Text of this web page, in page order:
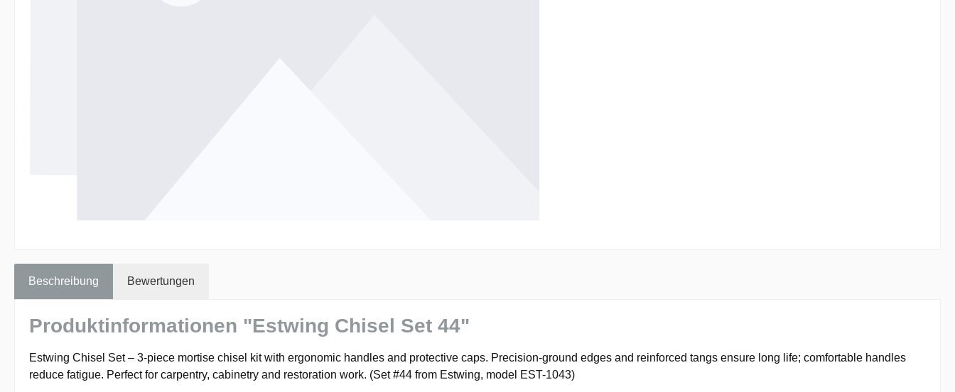
Beschreibung Bewertungen
Produktinformationen "Estwing Chisel Set 44"
Estwing Chisel Set – 3-piece mortise chisel kit with ergonomic handles and protective caps. Precision-ground edges and reinforced tangs ensure long life; comfortable handles
reduce fatigue. Perfect for carpentry, cabinetry and restoration work. (Set #44 from Estwing, model EST-1043)